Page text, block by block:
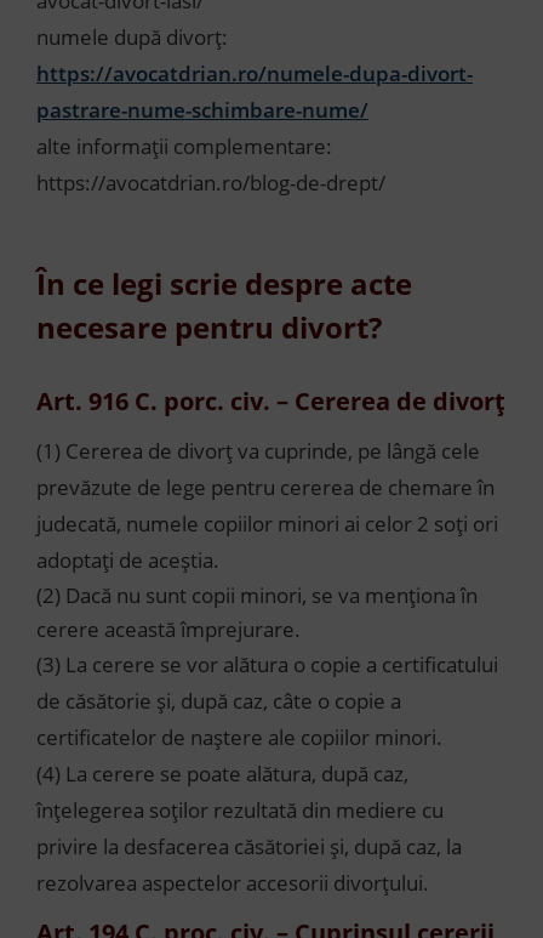
numele după divorț:
https://avocatdrian.ro/numele-dupa-divort-
pastrare-nume-schimbare-nume/
alte informații complementare:
https://avocatdrian.ro/blog-de-drept/
În ce legi scrie despre acte
necesare pentru divort?
Art. 916 C. porc. civ. – Cererea de divorţ
(1) Cererea de divorț va cuprinde, pe lângă cele
prevăzute de lege pentru cererea de chemare în
judecată, numele copiilor minori ai celor 2 soţi ori
adoptaţi de aceştia.
(2) Dacă nu sunt copii minori, se va menţiona în
cerere această împrejurare.
(3) La cerere se vor alătura o copie a certificatului
de căsătorie şi, după caz, câte o copie a
certificatelor de naştere ale copiilor minori.
(4) La cerere se poate alătura, după caz,
înţelegerea soţilor rezultată din mediere cu
privire la desfacerea căsătoriei şi, după caz, la
rezolvarea aspectelor accesorii divorţului.